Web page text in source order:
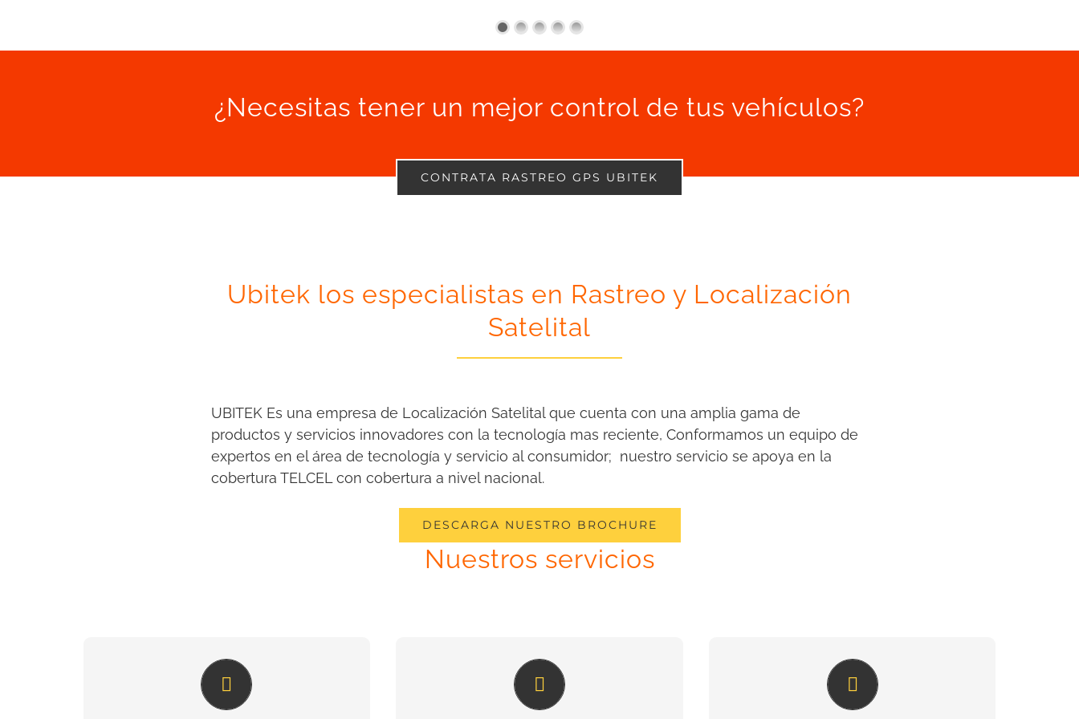
¿Necesitas tener un mejor control de tus vehículos?
CONTRATA RASTREO GPS UBITEK
Ubitek los especialistas en Rastreo y Localización
Satelital
UBITEK Es una empresa de Localización Satelital que cuenta con una amplia gama de
productos y servicios innovadores con la tecnología mas reciente, Conformamos un equipo de
expertos en el área de tecnología y servicio al consumidor; nuestro servicio se apoya en la
cobertura TELCEL con cobertura a nivel nacional.
DESCARGA NUESTRO BROCHURE
Nuestros servicios
La solución para cuidar de tu
familia
Cuida tu automóvil o
motocicleta
Solución efectiva para cada
industria